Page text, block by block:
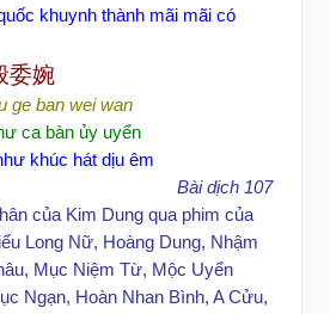
khuynh thành mãi mãi có
委婉
ge ban wei wan
ca bàn ủy uyển
khúc hát dịu êm
Bài dịch 107
của Kim Dung qua phim của
Long Nữ, Hoàng Dung, Nhậm
Mục Niệm Từ, Mộc Uyển
Ngạn, Hoàn Nhan Bình, A Cửu,